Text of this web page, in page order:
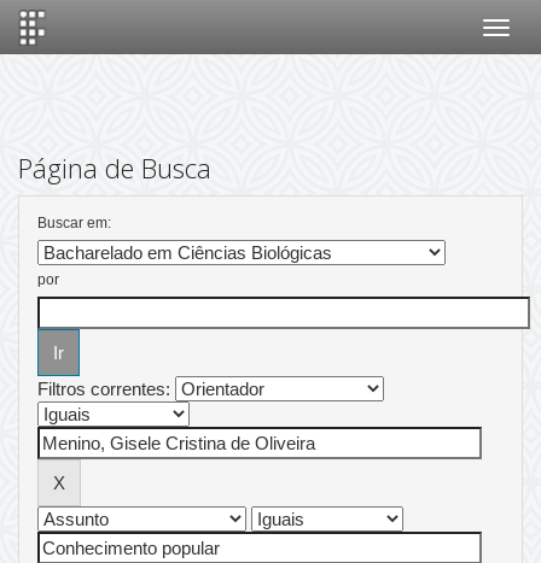
Página de Busca
Buscar em:
por
Filtros correntes: